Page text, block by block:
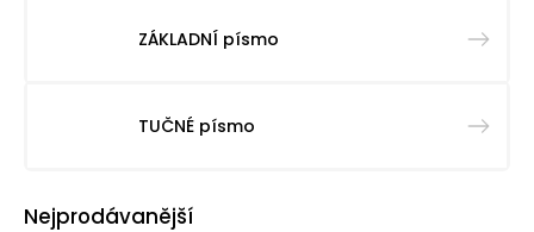
ZÁKLADNÍ písmo
TUČNÉ písmo
Nejprodávanější